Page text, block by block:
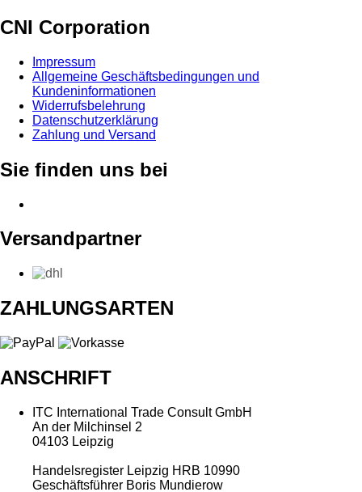
CNI Corporation
Impressum
Allgemeine Geschäftsbedingungen und
Kundeninformationen
Widerrufsbelehrung
Datenschutzerklärung
Zahlung und Versand
Sie finden uns bei
Versandpartner
ZAHLUNGSARTEN
ANSCHRIFT
ITC International Trade Consult GmbH
An der Milchinsel 2
04103 Leipzig
Handelsregister Leipzig HRB 10990
Geschäftsführer Boris Mundierow